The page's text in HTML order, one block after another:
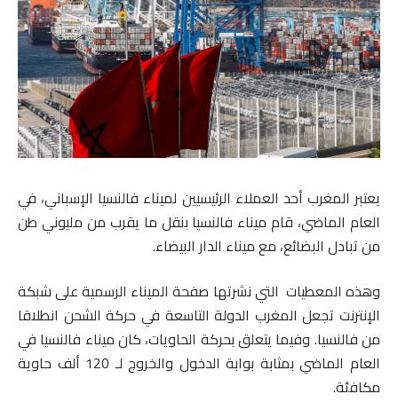
يعتبر المغرب أحد العملاء الرئيسيين لميناء فالنسيا الإسباني، في
العام الماضي، قام ميناء فالنسيا بنقل ما يقرب من مليوني طن
من تبادل البضائع، مع ميناء الدار البيضاء.
وهذه المعطيات التي نشرتها صفحة الميناء الرسمية على شبكة
الإنترنت تجعل المغرب الدولة التاسعة في حركة الشحن انطلاقا
من فالنسيا. وفيما يتعلق بحركة الحاويات، كان ميناء فالنسيا في
العام الماضي بمثابة بوابة الدخول والخروج لـ 120 ألف حاوية
مكافئة.